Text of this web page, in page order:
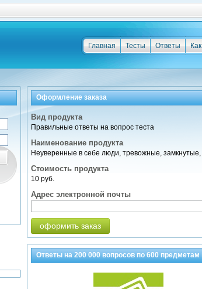
Ответы
Тесты
Главная
Оформление заказа
Вид продукта
Правильные ответы на вопрос теста
Наименование продукта
Неуверенные в себе люди, тревожные,
Стоимость продукта
10 руб.
Адрес электронной почты
оформить заказ
Ответы на200 000вопросов по600 предметам